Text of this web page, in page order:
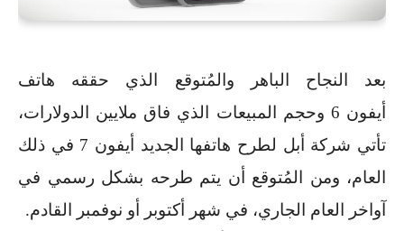
بعد النجاح الباهر والمُتوقع الذي حققه هاتف
أيفون 6 وحجم المبيعات الذي فاق ملايين الدولارات،
تأتي شركة أبل لطرح هاتفها الجديد أيفون 7 في ذلك
العام، ومن المُتوقع أن يتم طرحه بشكل رسمي في
آواخر العام الجاري، في شهر أكتوبر أو نوفمبر القادم.